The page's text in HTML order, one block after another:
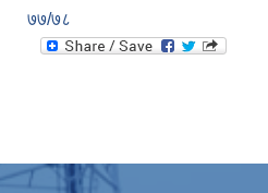
७७/७८